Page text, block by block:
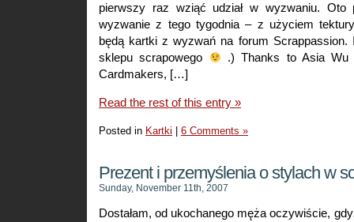
pierwszy raz wziąć udział w wyzwaniu. Oto
wyzwanie z tego tygodnia – z użyciem
będą kartki z wyzwań na forum Scrappassion.
sklepu scrapowego
.) Thanks to Asia Wu
Cardmakers, […]
Read the rest of this entry »
Posted in Kartki 6 Comments »
Prezent i przemyślenia o stylach w
Sunday, November 11th, 2007
Dostałam, od ukochanego męża oczywiście,